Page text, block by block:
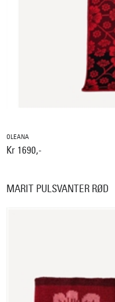
OLEANA
Kr 1690,-
MARIT PULSVANTER RØD